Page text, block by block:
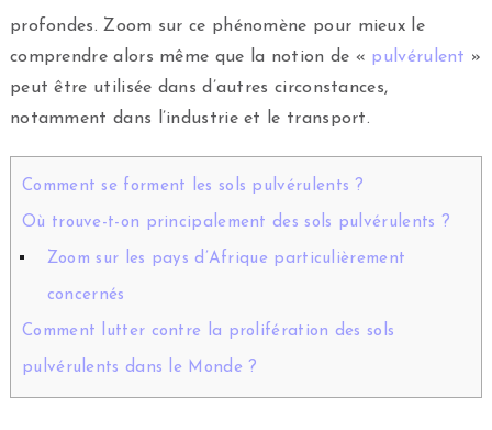
profondes. Zoom sur ce phénomène pour mieux le
comprendre alors même que la notion de « pulvérulent »
peut être utilisée dans d’autres circonstances,
notamment dans l’industrie et le transport.
Comment se forment les sols pulvérulents ?
Où trouve-t-on principalement des sols pulvérulents ?
Zoom sur les pays d’Afrique particulièrement
concernés
Comment lutter contre la prolifération des sols
pulvérulents dans le Monde ?